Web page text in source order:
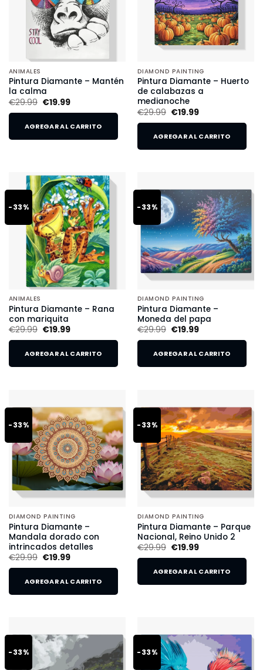
ANIMALES
Pintura Diamante – Mantén
la calma
€29.99 €19.99
AGREGAR AL CARRITO
DIAMOND PAINTING
Pintura Diamante – Huerto
de calabazas a
medianoche
€29.99 €19.99
AGREGAR AL CARRITO
-33%
ANIMALES
Pintura Diamante – Rana
con mariquita
€29.99 €19.99
AGREGAR AL CARRITO
-33%
DIAMOND PAINTING
Pintura Diamante –
Moneda del papa
€29.99 €19.99
AGREGAR AL CARRITO
-33%
DIAMOND PAINTING
Pintura Diamante –
Mandala dorado con
intrincados detalles
€29.99 €19.99
AGREGAR AL CARRITO
-33%
DIAMOND PAINTING
Pintura Diamante – Parque
Nacional, Reino Unido 2
€29.99 €19.99
AGREGAR AL CARRITO
-33% -33%